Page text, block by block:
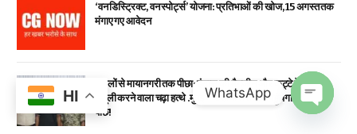
‘वन डिस्ट्रिक्ट, वन स्पोर्ट्स’ योजना: प्रतिभाओं की खोज, 15 अगस्त तक
मंगाए गए आवेदन
जंगलों से मायानगरी तक पीछा: इंसास की मैगजीन और कट्टे के बल पर
वसूली करने वाला चढ़ा हत्थे .मुंबई में कटी फरारी, अब पहुंचेगा सलाखों के
पीछे!
HI WhatsApp